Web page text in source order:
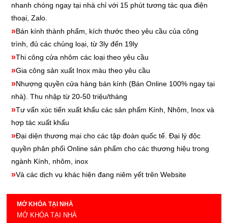
MỞ KHÓA TẠI NHÀ
MỞ KHÓA TẠI NHÀ
nhanh chóng ngay tại nhà chỉ với 15 phút tương tác qua điện
thoại, Zalo.
»Bán kính thành phẩm, kích thước theo yêu cầu của công
trình, đủ các chủng loại, từ 3ly đến 19ly
»Thi công cửa nhôm các loại theo yêu cầu
»Gia công sản xuất Inox màu theo yêu cầu
»Nhượng quyền cửa hàng bán kính (Bán Online 100% ngay tại
nhà). Thu nhập từ 20-50 triệu/tháng
»Tư vấn xúc tiến xuất khẩu các sản phẩm Kính, Nhôm, Inox và
hợp tác xuất khẩu
»Đại diện thương mại cho các tập đoàn quốc tế. Đại lý độc
quyền phân phối Online sản phẩm cho các thương hiệu trong
ngành Kính, nhôm, inox
»Và các dịch vụ khác hiện đang niêm yết trên Website